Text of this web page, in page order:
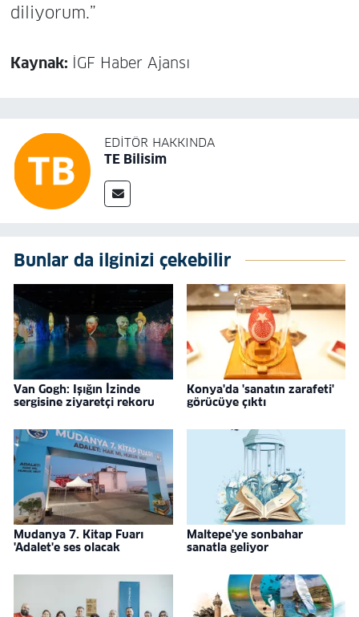
diliyorum.”
Kaynak: İGF Haber Ajansı
EDITÖR HAKKINDA
TE Bilisim
Bunlar da ilginizi çekebilir
Van Gogh: Işığın İzinde
sergisine ziyaretçi rekoru
Konya'da 'sanatın zarafeti'
görücüye çıktı
Mudanya 7. Kitap Fuarı
'Adalet'e ses olacak
Maltepe'ye sonbahar
sanatla geliyor